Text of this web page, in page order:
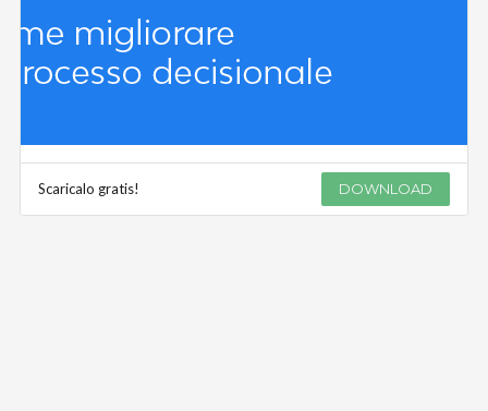
Scaricalo gratis! DOWNLOAD